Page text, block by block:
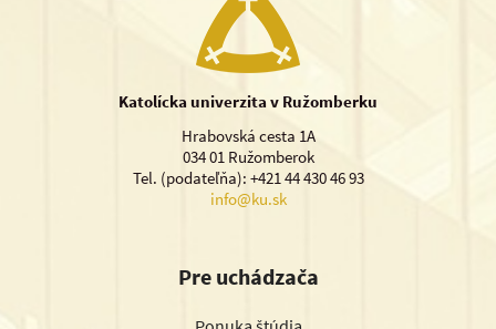
Katolícka univerzita v Ružomberku
Hrabovská cesta 1A
034 01 Ružomberok
Tel. (podateľňa): +421 44 430 46 93
info@ku.sk
Pre uchádzača